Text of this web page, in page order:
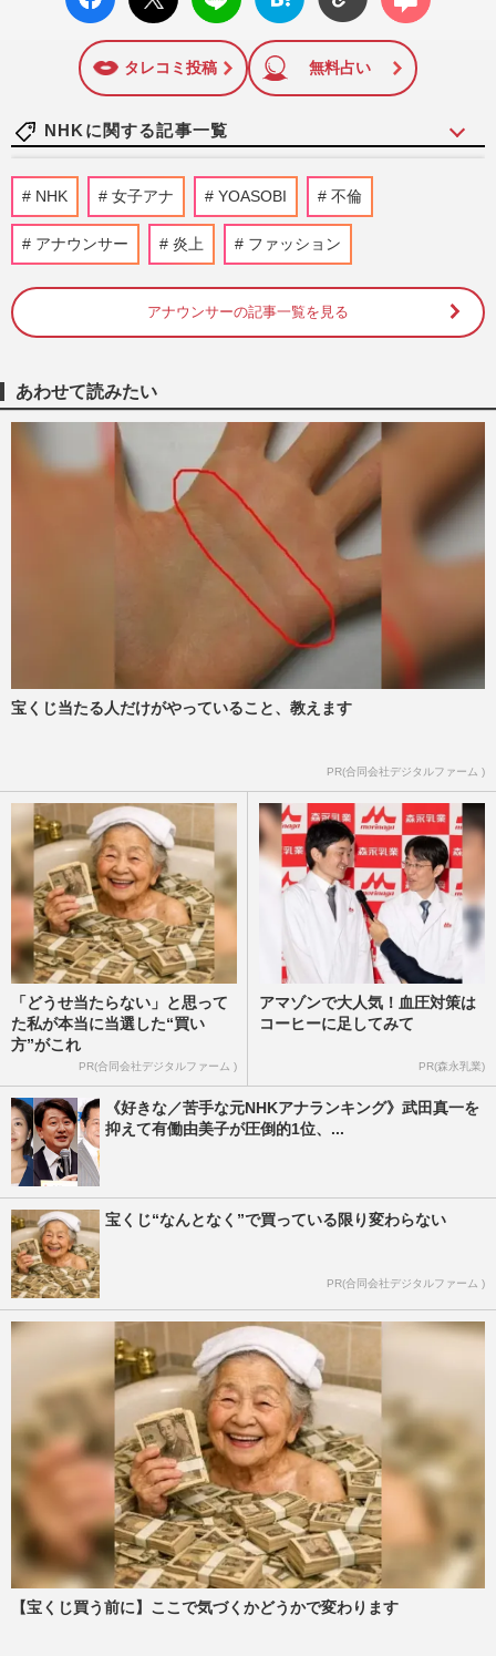
ok い
ト
ブック
に追加
ト
タレコミ投稿 無料占い
NHKに関する記事一覧
大河ドラマ『豊臣兄弟！』山田涼介・栗原
類ら初出演組の“扮装公開”で「顔で天下取
れる」心配を一蹴したビ…
週刊女性PRIME
NHK職員の性被害問題「受信料払ってい
るんだから…」出演者非公表の“逃げ腰姿
週刊女性PRIME
NHK職員への性加害騒動、番組出演者
X「飲酒のため記憶がない」言い訳が大炎
上、ピークに達した不信感と二次…
週刊女性PRIME 2026/8/6
NHK職員への性加害で“出禁”食らった〈5
年前の番組出演者〉特定が進むも、ネット
で「無関係な個人名」も拡…
2026/8/6
《NHKの性被害問題》「誰を守るべきな
NHK 女子アナ YOASOBI 不倫
アナウンサー 炎上 ファッション
アナウンサーの記事一覧を見る
あわせて読みたい
宝くじ当たる人だけがやっていること、教えます
PR(合同会社デジタルファーム )
「どうせ当たらない」と思って
た私が本当に当選した“買い
方”がこれ
PR(合同会社デジタルファーム )
アマゾンで大人気！血圧対策は
コーヒーに足してみて
PR(森永乳業)
《好きな／苦手な元NHKアナランキング》武田真一を
抑えて有働由美子が圧倒的1位、...
宝くじ“なんとなく”で買っている限り変わらない
PR(合同会社デジタルファーム )
【宝くじ買う前に】ここで気づくかどうかで変わります